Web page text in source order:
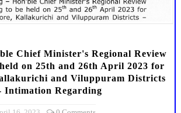
Chief Minister's Regional Review
on 25th and 26th April 2023 for
and Viluppuram Districts
Intimation Regarding